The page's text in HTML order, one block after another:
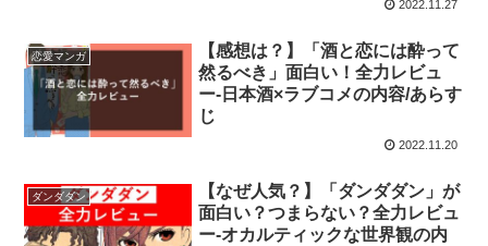
2022.11.27
恋愛マンガ
【感想は？】「酒と恋には酔って
然るべき」面白い！全力レビュ
ー-日本酒×ラブコメの内容/あらす
じ
2022.11.20
ダンダダン
【なぜ人気？】「ダンダダン」が
面白い？つまらない？全力レビュ
ー-オカルティックな世界観の内